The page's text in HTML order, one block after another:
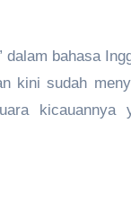
dalam bahasa
kini sudah
kicauannya